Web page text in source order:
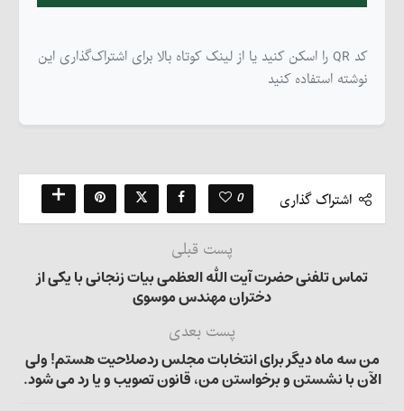
کد QR را اسکن کنید یا از لینک کوتاه بالا برای اشتراک‌گذاری این
نوشته استفاده کنید
اشتراک گذاری 0
پست قبلی
تماس تلفنی حضرت آیت الله العظمی بیات زنجانی با یکی از
دختران مهندس موسوی
پست بعدی
من سه ماه دیگر برای انتخابات مجلس ردصلاحیت هستم! ولی
الآن با نشستن و برخواستن من، قانون تصویب و یا رد می شود.